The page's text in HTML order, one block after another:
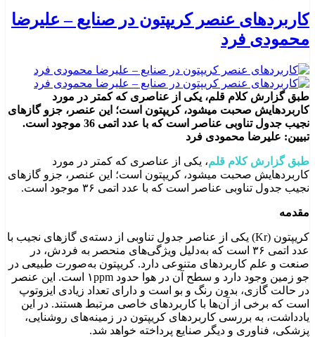
کاربردهای عنصر کریپتون در صنایع – علیرضا
محمودی فرد
طبق گزارش کلام قلم، یکی از عناصری که کمتر در مورد
کاربردهایش صحبت میشود، کریپتون است؛ این عنصر، جزو گازهای
نجیب جدول تناوبی عناصر است که با عدد اتمی 36 موجود است.
تبیین: علیرضا محمودی فرد
طبق گزارش کلام قلم، یکی از عناصری که کمتر در مورد
کاربردهایش صحبت میشود، کریپتون است؛ این عنصر، جزو گازهای
نجیب جدول تناوبی عناصر است که با عدد اتمی ۳۶ موجود است.
مقدمه
کریپتون (Kr) یکی از عناصر جدول تناوبی از دسته‌ی گازهای نجیب با
عدد اتمی ۳۶ است که به‌دلیل ویژگی‌های منحصر به فردش، در
صنعت و علم کاربردهای متنوعی دارد. کریپتون به‌صورت طبیعی در
جو زمین وجود دارد و سطح آن در هوا حدود ۱ppm است. این عنصر
در حالت گازی، بدون رنگ و بو است و دارای تعداد زیادی ایزوتوپ
است که برخی از آن‌ها با کاربردهای خاصی مرتبط هستند. در این
یادداشت، به بررسی کاربردهای کریپتون در زمینه‌های روشنایی،
پزشکی، فناوری و دیگر صنایع پرداخته خواهد شد.